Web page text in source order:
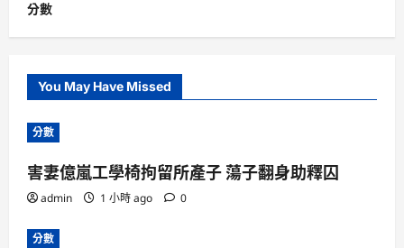
分數
You May Have Missed
分數
害妻億嵐工學椅拘留所產子 蕩子翻身助釋囚
admin 1 小時 ago 0
分數